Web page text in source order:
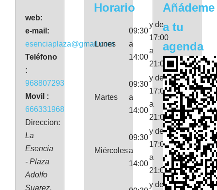
web:
e-mail:
esenciaplaza@gmail.com
Teléfono
:
968807293
Movil :
666331968
Direccion:
La
Esencia
- Plaza
Adolfo
Suarez,
Horario
Lunes
09:30
a
14:00
y de
17:00
a
21:00
Martes
09:30
a
14:00
y de
17:00
a
21:00
Miércoles
09:30
a
14:00
y de
17:00
a
21:00
y de
Añádeme
a tu
agenda